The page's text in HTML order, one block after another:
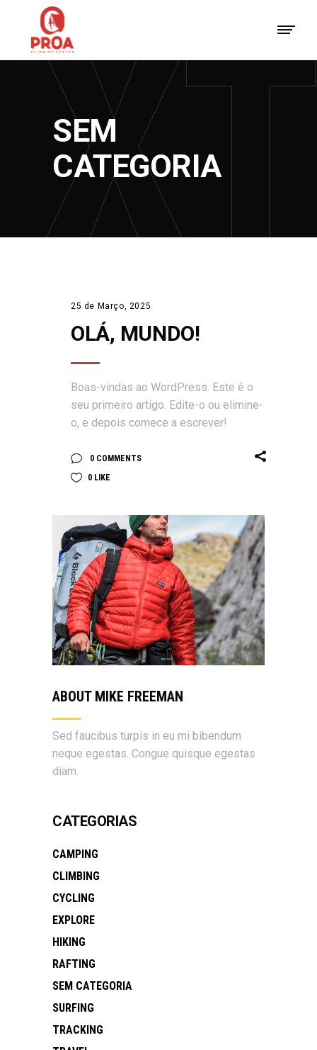
SEM
CATEGORIA
25 de Março, 2025
OLÁ, MUNDO!
Boas-vindas ao WordPress. Este é o
seu primeiro artigo. Edite-o ou elimine-
o, e depois comece a escrever!
0 COMMENTS
0 LIKE
ABOUT MIKE FREEMAN
Sed faucibus turpis in eu mi bibendum
neque egestas. Congue quisque egestas
diam.
CATEGORIAS
CAMPING
CLIMBING
CYCLING
EXPLORE
HIKING
RAFTING
SEM CATEGORIA
SURFING
TRACKING